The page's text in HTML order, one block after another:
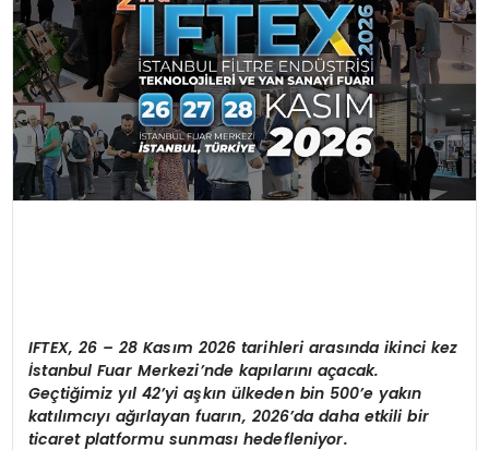
IFTEX, 26 – 28 Kasım 2026 tarihleri arasında ikinci kez
İstanbul Fuar Merkezi’nde kapılarını açacak.
Geçtiğimiz yıl 42’yi aşkın ülkeden bin 500’e yakın
katılımcıyı ağırlayan fuarın, 2026’da daha etkili bir
ticaret platformu sunması hedefleniyor.